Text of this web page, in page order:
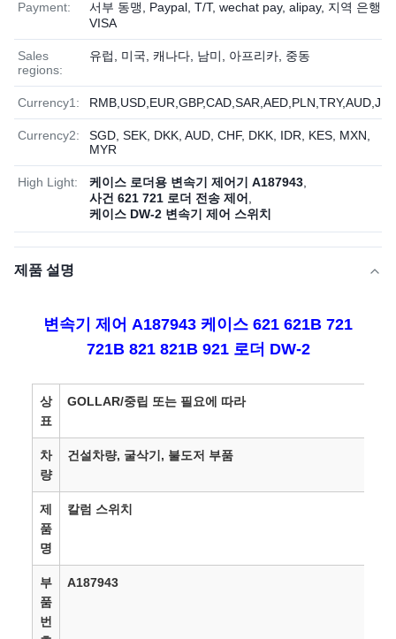
Payment:
서부 동맹, Paypal, T/T, wechat pay, alipay, 지역 은행,
VISA
Sales
regions:
유럽, 미국, 캐나다, 남미, 아프리카, 중동
Currency1: RMB,USD,EUR,GBP,CAD,SAR,AED,PLN,TRY,AUD,JPY
Currency2:
SGD, SEK, DKK, AUD, CHF, DKK, IDR, KES, MXN,
MYR
High Light: 케이스 로더용 변속기 제어기 A187943
사건 621 721 로더 전송 제어
케이스 DW-2 변속기 제어 스위치
제품 설명
변속기 제어 A187943 케이스 621 621B 721
721B 821 821B 921 로더 DW-2
상
표
GOLLAR/중립 또는 필요에 따라
차
량
건설차량, 굴삭기, 불도저 부품
제
품
명
칼럼 스위치
부
품
번
A187943